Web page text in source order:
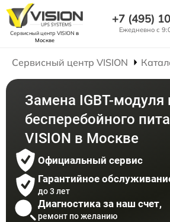
Сервисный центр VISION в
Москве
+7 (495)
Ежедневно с
Сервисный центр VISION
Замена IGBT-модуля
бесперебойного
VISION в Москве
Официальный сервис
Гарантийное
до 3 лет
Диагностика за наш счет,
ремонт по желанию